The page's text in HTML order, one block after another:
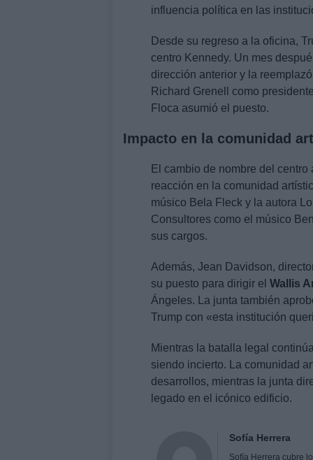
influencia política en las
Desde su regreso a la oficina,
centro Kennedy. Un mes
dirección anterior y la
Richard Grenell como
Floca asumió el puesto.
Impacto en la comunidad
El cambio de nombre del
reacción en la comunidad
músico Bela Fleck y la autora
Consultores como el músico
sus cargos.
Además, Jean Davidson,
su puesto para dirigir el Wallis
Ángeles. La junta también
Trump con «esta institución
Mientras la batalla legal
siendo incierto. La comunidad
desarrollos, mientras la junta
legado en el icónico edificio.
Sofía Herrera
Sofía Herrera cubre